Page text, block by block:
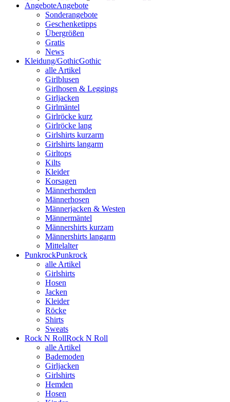
AngeboteAngebote
Sonderangebote
Geschenketipps
Übergrößen
Gratis
News
Kleidung/GothicGothic
alle Artikel
Girlblusen
Girlhosen & Leggings
Girljacken
Girlmäntel
Girlröcke kurz
Girlröcke lang
Girlshirts kurzarm
Girlshirts langarm
Girltops
Kilts
Kleider
Korsagen
Männerhemden
Männerhosen
Männerjacken & Westen
Männermäntel
Männershirts kurzam
Männershirts langarm
Mittelalter
PunkrockPunkrock
alle Artikel
Girlshirts
Hosen
Jacken
Kleider
Röcke
Shirts
Sweats
Rock N RollRock N Roll
alle Artikel
Bademoden
Girljacken
Girlshirts
Hemden
Hosen